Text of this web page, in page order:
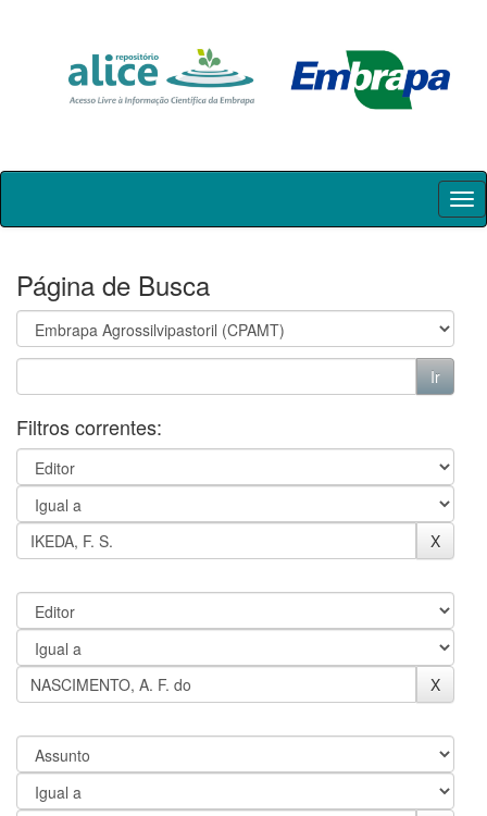
Skip
Página de Busca
Filtros correntes: